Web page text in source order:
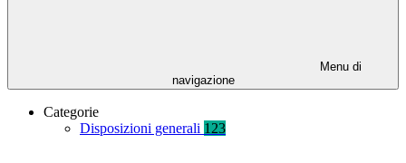
Menu di
navigazione
Categorie
Disposizioni generali 123